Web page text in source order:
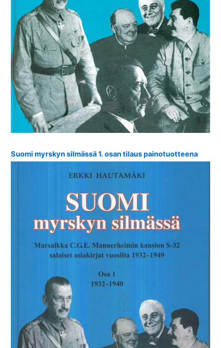
Suomi myrskyn silmässä 1. osan tilaus painotuotteena